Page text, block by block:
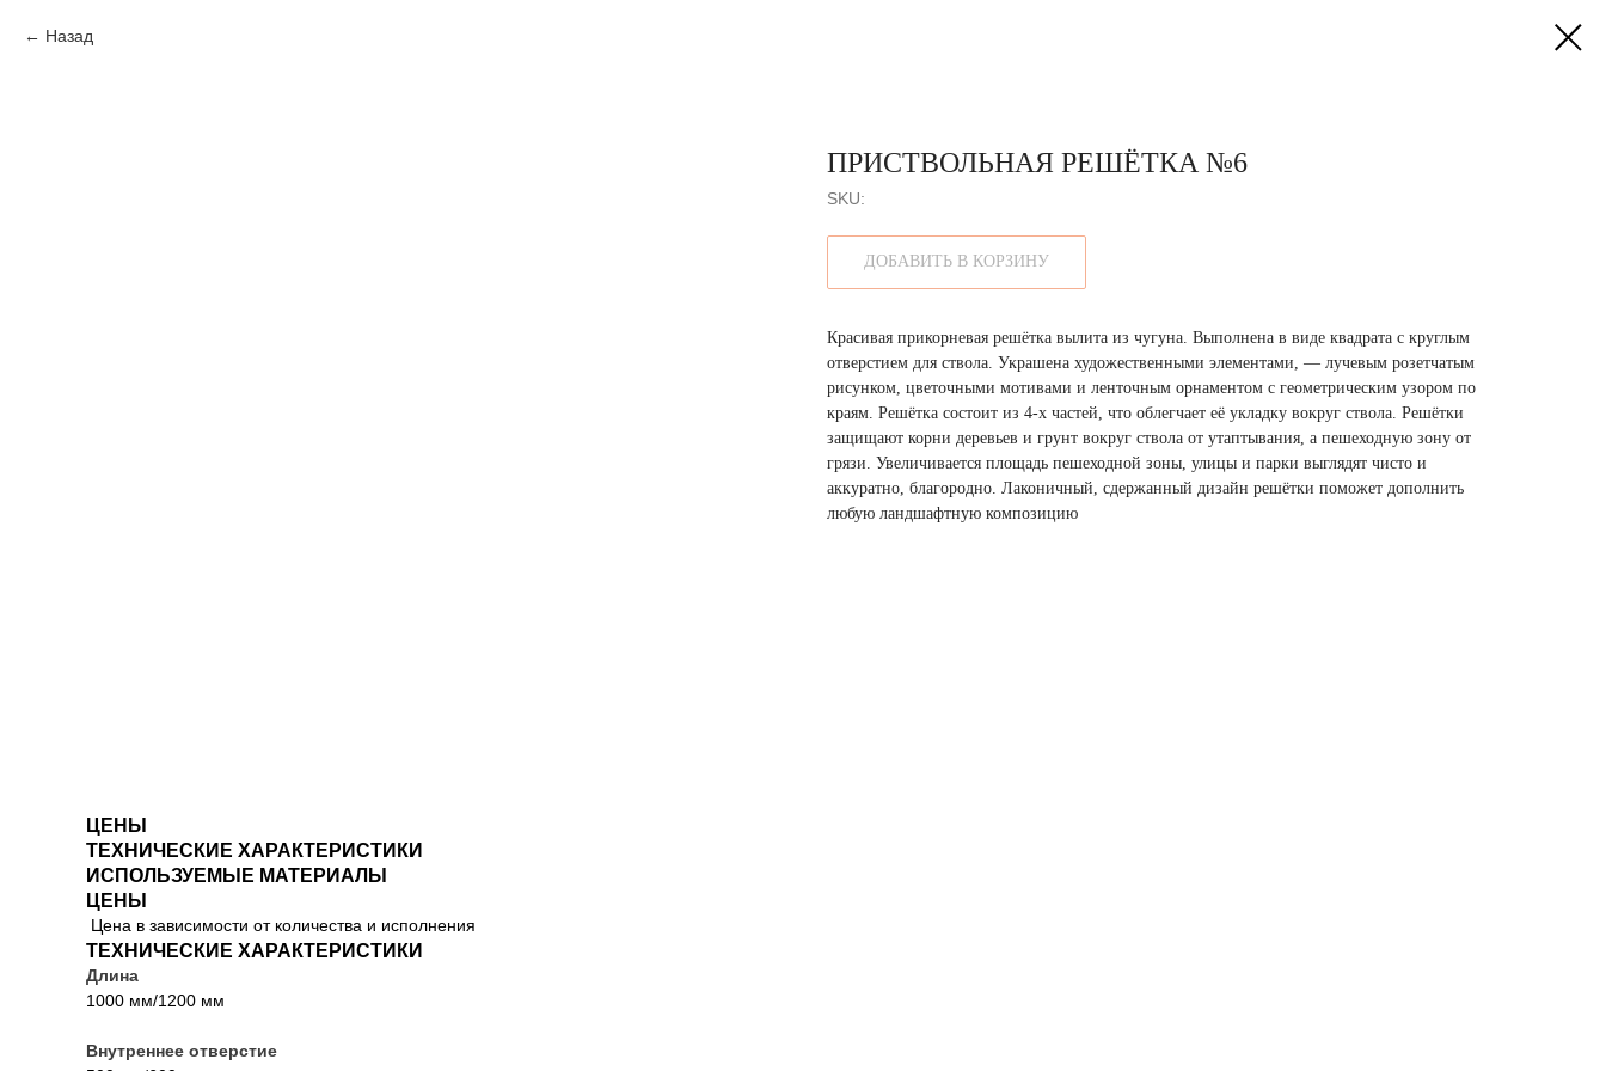
Назад
ПРИСТВОЛЬНАЯ РЕШЁТКА №6
SKU:
ДОБАВИТЬ В КОРЗИНУ
Красивая прикорневая решётка вылита из чугуна. Выполнена в виде квадрата с круглым
отверстием для ствола. Украшена художественными элементами, — лучевым розетчатым
рисунком, цветочными мотивами и ленточным орнаментом с геометрическим узором по
краям. Решётка состоит из 4-х частей, что облегчает её укладку вокруг ствола. Решётки
защищают корни деревьев и грунт вокруг ствола от утаптывания, а пешеходную зону от
грязи. Увеличивается площадь пешеходной зоны, улицы и парки выглядят чисто и
аккуратно, благородно. Лаконичный, сдержанный дизайн решётки поможет дополнить
любую ландшафтную композицию
ЦЕНЫ
ТЕХНИЧЕСКИЕ ХАРАКТЕРИСТИКИ
ИСПОЛЬЗУЕМЫЕ МАТЕРИАЛЫ
ЦЕНЫ
Цена в зависимости от количества и исполнения
ТЕХНИЧЕСКИЕ ХАРАКТЕРИСТИКИ
Длина
1000 мм/1200 мм
Внутреннее отверстие